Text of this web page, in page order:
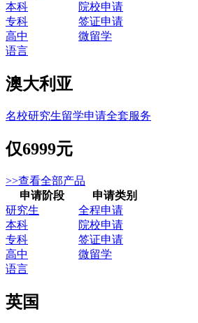
本科
院校申请
专科
签证申请
高中
微留学
语言
澳大利亚
名校研究生留学申请全套服务
仅6999元
>>查看全部产品
申请阶段
申请类别
研究生
全程申请
本科
院校申请
专科
签证申请
高中
微留学
语言
英国